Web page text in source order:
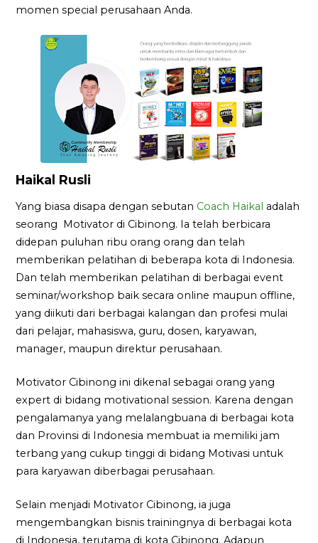
momen special perusahaan Anda.
Haikal Rusli
Yang biasa disapa dengan sebutan Coach Haikal adalah
seorang Motivator di Cibinong. Ia telah berbicara
didepan puluhan ribu orang orang dan telah
memberikan pelatihan di beberapa kota di Indonesia.
Dan telah memberikan pelatihan di berbagai event
seminar/workshop baik secara online maupun offline,
yang diikuti dari berbagai kalangan dan profesi mulai
dari pelajar, mahasiswa, guru, dosen, karyawan,
manager, maupun direktur perusahaan.
Motivator Cibinong ini dikenal sebagai orang yang
expert di bidang motivational session. Karena dengan
pengalamanya yang melalangbuana di berbagai kota
dan Provinsi di Indonesia membuat ia memiliki jam
terbang yang cukup tinggi di bidang Motivasi untuk
para karyawan diberbagai perusahaan.
Selain menjadi Motivator Cibinong, ia juga
mengembangkan bisnis trainingnya di berbagai kota
di Indonesia, terutama di kota Cibinong. Adapun